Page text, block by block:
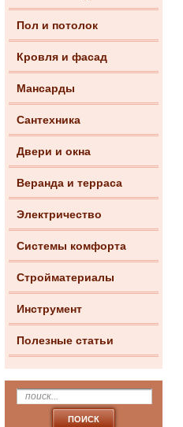
Пол и потолок
Кровля и фасад
Мансарды
Сантехника
Двери и окна
Веранда и терраса
Электричество
Системы комфорта
Стройматериалы
Инструмент
Полезные статьи